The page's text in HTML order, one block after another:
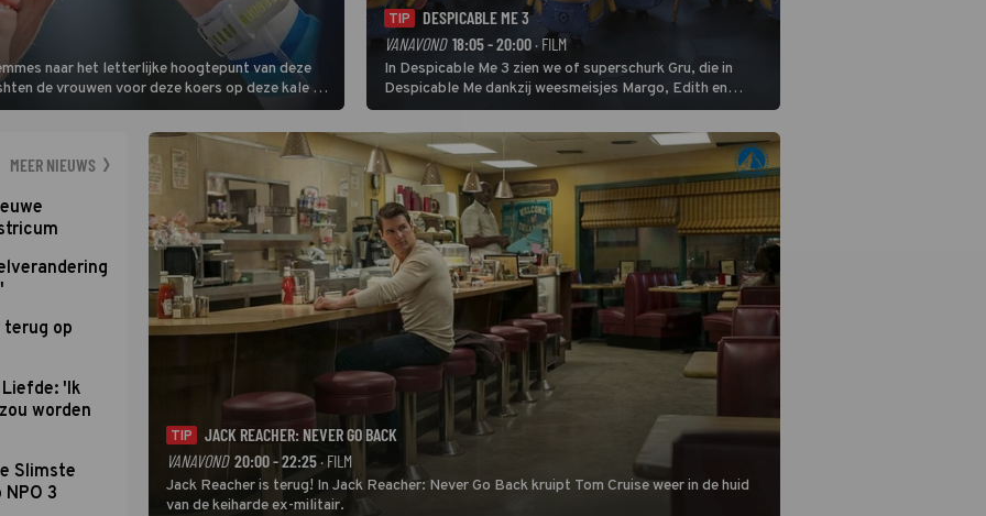
naar het letterlijke hoogtepunt van deze
de vrouwen voor deze koers op deze kale col
slotklim is vlak.
TIP
DESPICABLE ME 3
VANAVOND 18:05 - 20:00 · FILM
In Despicable Me 3 zien we of superschurk Gru, die in
Despicable Me dankzij weesmeisjes Margo, Edith en
Agnes de overstap naar het rechte pad maakte, ook op
dat pad weet te blijven.
MEER NIEUWS
terug op
'Ik
worden
Slimste
3
TIP
JACK REACHER: NEVER GO BACK
VANAVOND 20:00 - 22:25· FILM
Jack Reacher is terug! In Jack Reacher: Never Go Back kruipt Tom Cruise weer in de huid
van de keiharde ex-militair.